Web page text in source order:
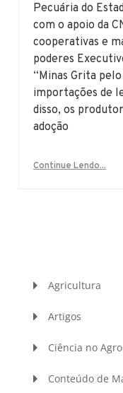
Pecuária do
com o apoio da
cooperativas e
poderes
“Minas Grita
importações de
disso, os
adoção
Continue Lendo...
Agricultura
Artigos
Ciência no Agro
Conteúdo de